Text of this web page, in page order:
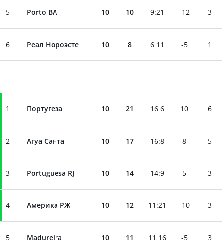
5 Porto BA 10 10 9:21 -12 3
6 Реал Нороэсте 10 8 6:11 -5 1
1 Португеза 10 21 16:6 10 6
2 Агуа Санта 10 17 16:8 8 5
3 Portuguesa RJ 10 14 14:9 5 3
4 Америка РЖ 10 12 11 :21 -10 3
5 Madureira 10 11 11 :16 -5 3